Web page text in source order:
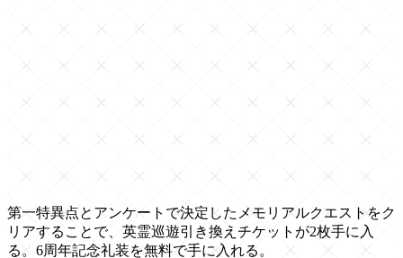
第一特異点とアンケートで決定したメモリアルクエストをク
リアすることで、英霊巡遊引き換えチケットが2枚手に入
る。6周年記念礼装を無料で手に入れる。